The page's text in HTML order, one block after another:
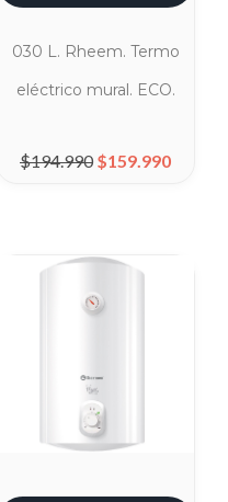
030 L. Rheem. Termo
eléctrico mural. ECO.
$194.990
El precio original era: $194.990.
$159.990